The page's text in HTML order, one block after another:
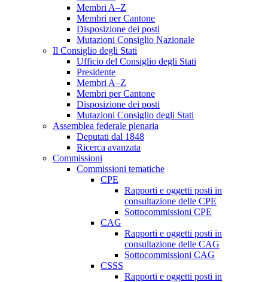
Membri A–Z
Membri per Cantone
Disposizione dei posti
Mutazioni Consiglio Nazionale
Il Consiglio degli Stati
Ufficio del Consiglio degli Stati
Presidente
Membri A–Z
Membri per Cantone
Disposizione dei posti
Mutazioni Consiglio degli Stati
Assemblea federale plenaria
Deputati dal 1848
Ricerca avanzata
Commissioni
Commissioni tematiche
CPE
Rapporti e oggetti posti in
consultazione delle CPE
Sottocommissioni CPE
CAG
Rapporti e oggetti posti in
consultazione delle CAG
Sottocommissioni CAG
CSSS
Rapporti e oggetti posti in